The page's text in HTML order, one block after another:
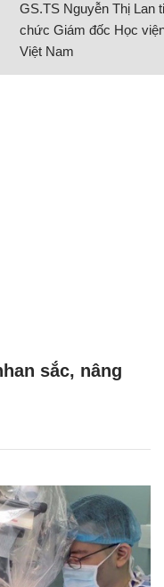
GS.TS Nguyễn Thị Lan
chức Giám đốc Học
Việt Nam
sắc, nâng